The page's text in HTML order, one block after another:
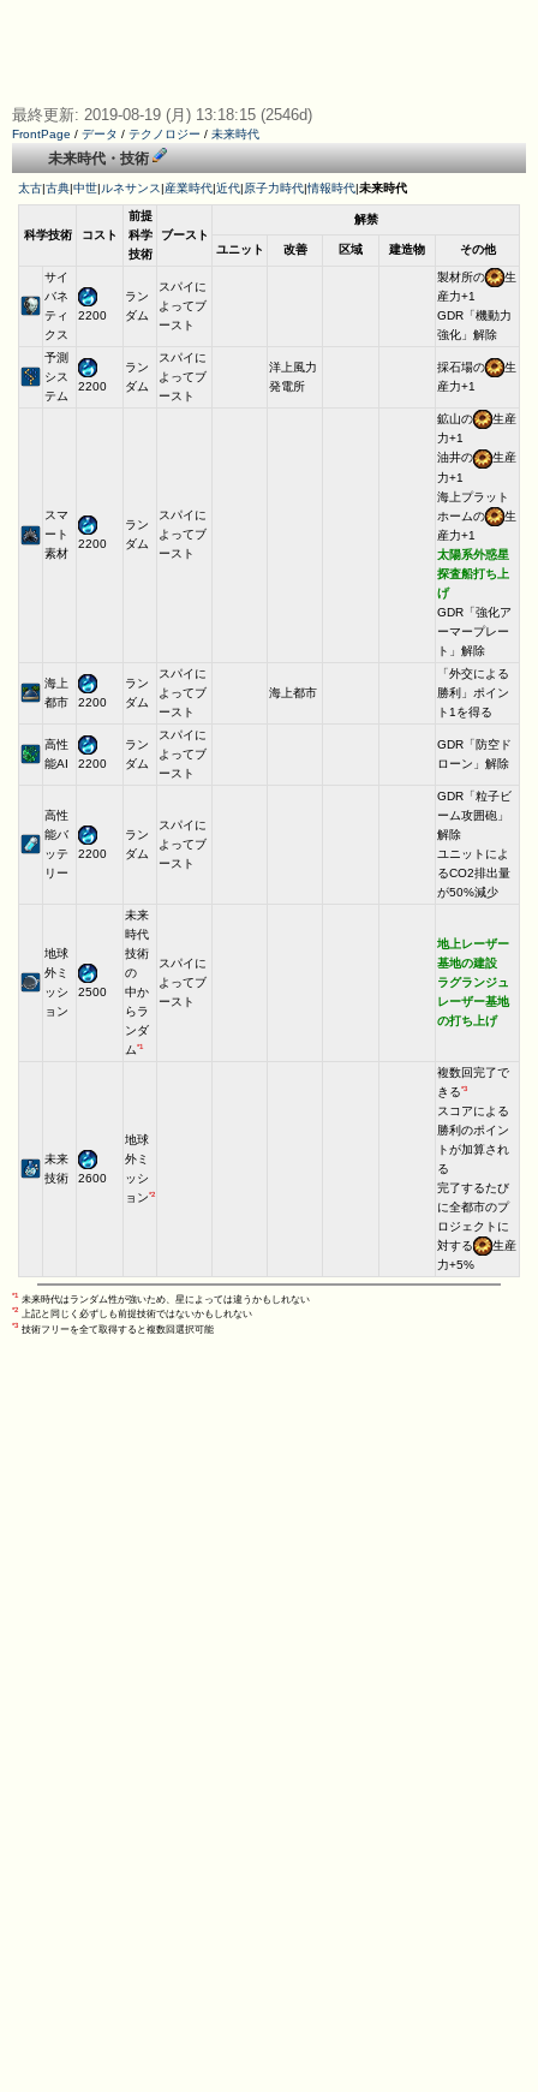
最終更新: 2019-08-19 (月) 13:18:15 (2546d)
FrontPage / データ / テクノロジー / 未来時代
未来時代・技術
太古|古典|中世|ルネサンス|産業時代|近代|原子力時代|情報時代|未来時代
科学技術 コスト
前提
科学
技術
ブースト
解禁
ユニット 改善 区域 建造物 その他
サイ
バネ
ティ
クス
2200
ラン
ダム
スパイに
よってブ
ースト
製材所の
生
産力+1
GDR「機動力
強化」解除
予測
シス
テム
2200
ラン
ダム
スパイに
よってブ
ースト
洋上風力
発電所
採石場の
生
産力+1
スマ
ート
素材
2200
ラン
ダム
スパイに
よってブ
ースト
鉱山の
生産
力+1
油井の
生産
力+1
海上プラット
ホームの
生
産力+1
太陽系外惑星
探査船打ち上
げ
GDR「強化ア
ーマープレー
ト」解除
海上
都市
2200
ラン
ダム
スパイに
よってブ
ースト
海上都市
「外交による
勝利」ポイン
ト1を得る
高性
能AI
2200
ラン
ダム
スパイに
よってブ
ースト
GDR「防空ド
ローン」解除
高性
能バ
ッテ
リー
2200
ラン
ダム
スパイに
よってブ
ースト
GDR「粒子ビ
ーム攻囲砲」
解除
ユニットによ
るCO2排出量
が50%減少
地球
外ミ
ッシ
ョン
2500
未来
時代
技術
の
中か
らラ
ンダ
ム*1
スパイに
よってブ
ースト
地上レーザー
基地の建設
ラグランジュ
レーザー基地
の打ち上げ
未来
技術
2600
地球
外ミ
ッシ
ョン*2
複数回完了で
きる*3
スコアによる
勝利のポイン
トが加算され
る
完了するたび
に全都市のプ
ロジェクトに
対する
生産
力+5%
*1 未来時代はランダム性が強いため、星によっては違うかもしれない
*2 上記と同じく必ずしも前提技術ではないかもしれない
*3 技術フリーを全て取得すると複数回選択可能